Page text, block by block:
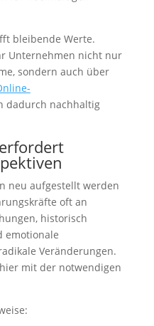
bleibende Werte.
Unternehmen nicht nur
sondern auch über
dadurch nachhaltig
neu aufgestellt werden
oft an
historisch
emotionale
Veränderungen.
mit der notwendigen